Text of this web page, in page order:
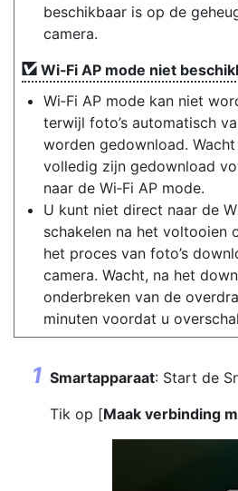
beschikbaar is op de
camera.
Wi‑Fi AP mode niet
Wi‑Fi AP mode kan niet
terwijl foto’s automatisch
worden gedownload.
volledig zijn gedownload
naar de Wi‑Fi AP mode.
U kunt niet direct naar de
schakelen na het voltooien
het proces van foto’s
camera. Wacht, na het
onderbreken van de
minuten voordat u
Smartapparaat: Start de
Tik op [Maak verbinding